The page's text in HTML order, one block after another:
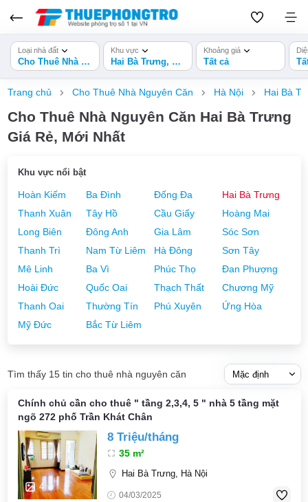
Loại nhà đất
Cho Thuê Nhà Nguyên Căn
Khu vực
Hai Bà Trưng, Hà Nội
Khoảng giá
Tất cả
Trang chủ Cho Thuê Nhà Nguyên Căn Hà Nội Hai Bà
Cho Thuê Nhà Nguyên Căn Hai Bà Trưng
Giá Rẻ, Mới Nhất
Khu vực nổi bật
Hoàn Kiếm Ba Đình Đống Đa
Hai Bà Trưng
Thanh Xuân
Tây Hồ Cầu Giấy
Hoàng Mai
Long Biên
Đông Anh Gia Lâm
Sóc Sơn
Thanh Trì
Nam Từ Liêm Hà Đông
Sơn Tây
Mê Linh
Ba Vì Phúc Thọ
Đan Phượng
Hoài Đức
Quốc Oai Thạch Thất
Chương Mỹ
Thanh Oai
Thường Tín Phú Xuyên
Ứng Hòa
Mỹ Đức
Bắc Từ Liêm
Tìm thấy 15 tin cho thuê nhà nguyên căn
Chính chủ cần cho thuê " tầng 2,3,4, 5 " nhà 5 tầng mặt
ngõ 272 phố Trần Khát Chân
4
8 Triệu/tháng
35 m²
Hai Bà Trưng, Hà Nội
04/03/2025